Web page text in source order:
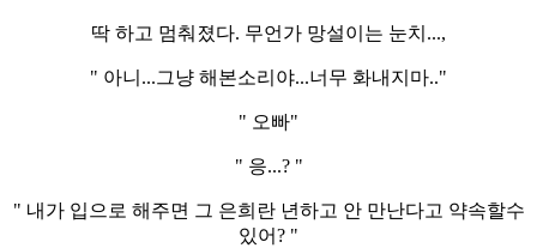
딱 하고 멈춰졌다. 무언가 망설이는 눈치...,
" 아니...그냥 해본소리야...너무 화내지마.."
" 오빠"
" 응...? "
" 내가 입으로 해주면 그 은희란 년하고 안 만난다고 약속할수
있어? "